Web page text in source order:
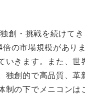
創・挑戦を続けて
の市場規模があり
きます。また、世
創的で高品質、革
の下でメニコンは